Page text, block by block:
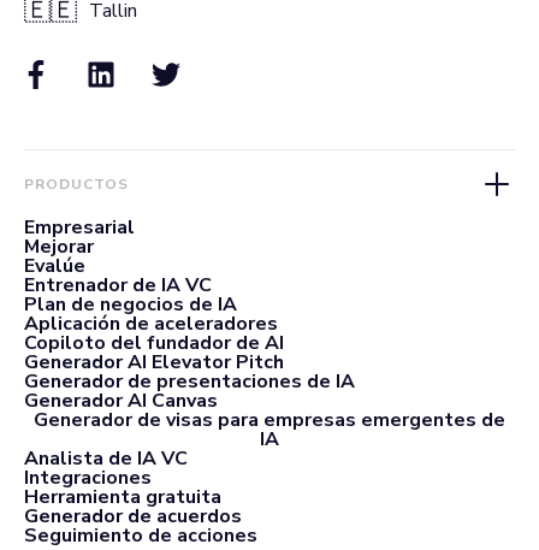
🇪🇪 Tallin
PRODUCTOS
Empresarial
Mejorar
Evalúe
Entrenador de IA VC
Plan de negocios de IA
Aplicación de aceleradores
Copiloto del fundador de AI
Generador AI Elevator Pitch
Generador de presentaciones de IA
Generador AI Canvas
Generador de visas para empresas emergentes de
IA
Analista de IA VC
Integraciones
Herramienta gratuita
Generador de acuerdos
Seguimiento de acciones